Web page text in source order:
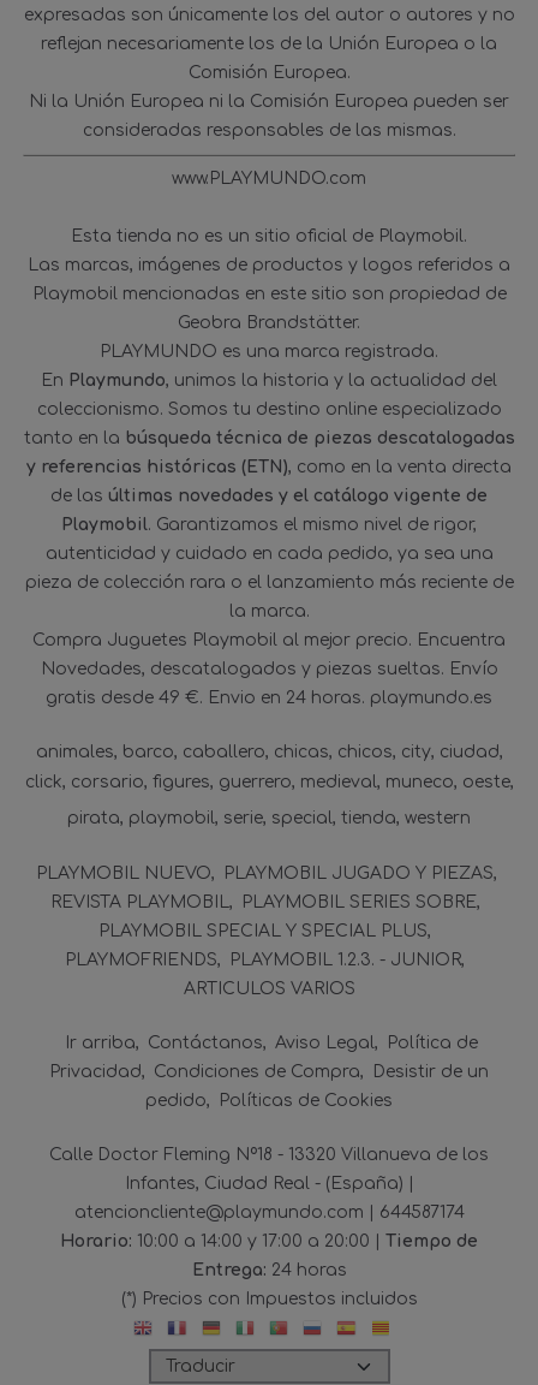
expresadas son únicamente los del autor o autores y no
reflejan necesariamente los de la Unión Europea o la
Comisión Europea.
Ni la Unión Europea ni la Comisión Europea pueden ser
consideradas responsables de las mismas.
www.PLAYMUNDO.com
Esta tienda no es un sitio oficial de Playmobil.
Las marcas, imágenes de productos y logos referidos a
Playmobil mencionadas en este sitio son propiedad de
Geobra Brandstätter.
PLAYMUNDO es una marca registrada.
En Playmundo, unimos la historia y la actualidad del
coleccionismo. Somos tu destino online especializado
tanto en la búsqueda técnica de piezas descatalogadas
y referencias históricas (ETN), como en la venta directa
de las últimas novedades y el catálogo vigente de
Playmobil. Garantizamos el mismo nivel de rigor,
autenticidad y cuidado en cada pedido, ya sea una
pieza de colección rara o el lanzamiento más reciente de
la marca.
Compra Juguetes Playmobil al mejor precio. Encuentra
Novedades, descatalogados y piezas sueltas. Envío
gratis desde 49 €. Envio en 24 horas. playmundo.es
animales barco caballero chicas chicos city ciudad
click corsario figures guerrero medieval muneco oeste
pirata playmobil serie special tienda western
PLAYMOBIL NUEVO
PLAYMOBIL JUGADO Y PIEZAS
REVISTA PLAYMOBIL
PLAYMOBIL SERIES SOBRE
PLAYMOBIL SPECIAL Y SPECIAL PLUS
PLAYMOFRIENDS
PLAYMOBIL 1.2.3. - JUNIOR
ARTICULOS VARIOS
Ir arriba Contáctanos Aviso Legal
Política de
Privacidad
Condiciones de Compra
Desistir de un
pedido
Políticas de Cookies
Calle Doctor Fleming Nº18 - 13320 Villanueva de los
Infantes, Ciudad Real - (España) |
atencioncliente@playmundo.com | 644587174
Horario: 10:00 a 14:00 y 17:00 a 20:00 | Tiempo de
Entrega: 24 horas
(*) Precios con Impuestos incluidos